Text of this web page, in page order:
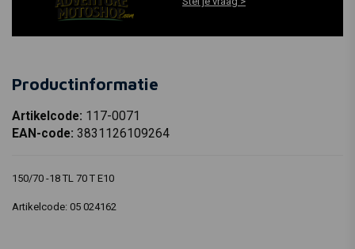
Productinformatie
Artikelcode: 117-0071
EAN-code: 3831126109264
150/70 -18 TL 70 T E10
Artikelcode: 05 024162